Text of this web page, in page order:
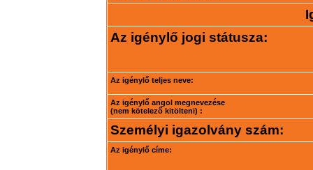
Az igénylő jogi státusza:
Az igénylő teljes neve:
Az igénylő angol megnevezése
(nem kötelező kitölteni) :
Személyi igazolvány szám:
Az igénylő címe: